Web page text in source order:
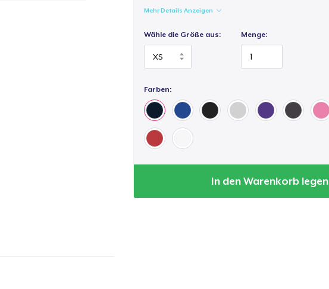
Mehr Details Anzeigen
Wähle die Größe aus: Menge:
Farben:
In den Warenkorb legen